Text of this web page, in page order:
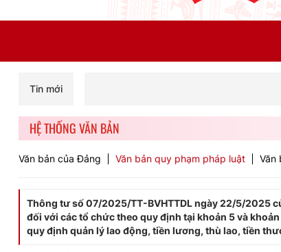
Tin mới
HỆ THỐNG VĂN BẢN
Văn bản của Đảng Văn bản quy phạm pháp luật Văn
Thông tư số 07/2025/TT-BVHTTDL ngày 22/5/2025
đối với các tổ chức theo quy định tại khoản 5 và
quy định quản lý lao động, tiền lương, thù lao, tiền